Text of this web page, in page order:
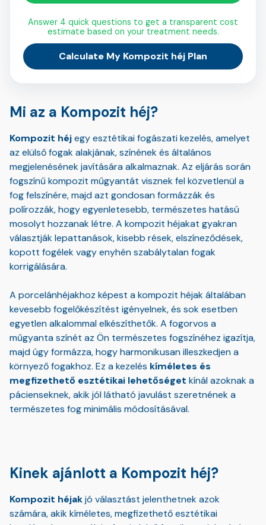
Answer 4 quick questions to get a transparent cost
estimate based on your treatment needs.
Calculate My Kompozit héj Plan
Mi az a Kompozit héj?
Kompozit héjegy esztétikai fogászati kezelés, amelyet
az elülső fogak alakjának, színének és általános
megjelenésének javítására alkalmaznak. Az eljárás során
fogszínű kompozit műgyantát visznek fel közvetlenül a
fog felszínére, majd azt gondosan formázzák és
polírozzák, hogy egyenletesebb, természetes hatású
mosolyt hozzanak létre. A kompozit héjakat gyakran
választják lepattanások, kisebb rések, elszíneződések,
kopott fogélek vagy enyhén szabálytalan fogak
korrigálására.
A porcelánhéjakhoz képest a kompozit héjak általában
kevesebb fogelőkészítést igényelnek, és sok esetben
egyetlen alkalommal elkészíthetők. A fogorvos a
műgyanta színét az Ön természetes fogszínéhez igazítja,
majd úgy formázza, hogy harmonikusan illeszkedjen a
környező fogakhoz. Ez a kezelés kíméletes és
megfizethető esztétikai lehetőséget kínál azoknak a
pácienseknek, akik jól látható javulást szeretnének a
természetes fog minimális módosításával.
Kinek ajánlott a Kompozit héj?
Kompozit héjakjó választást jelenthetnek azok
számára, akik kíméletes, megfizethető esztétikai